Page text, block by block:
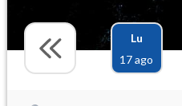
Lu
17 ago